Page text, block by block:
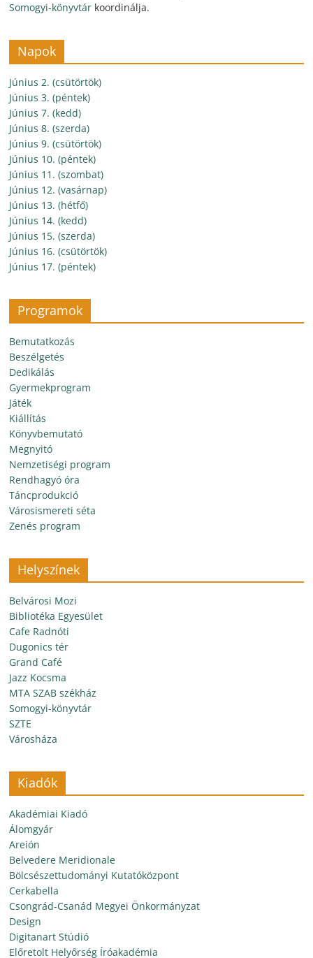
Somogyi-könyvtár koordinálja.
Napok
Június 2. (csütörtök)
Június 3. (péntek)
Június 7. (kedd)
Június 8. (szerda)
Június 9. (csütörtök)
Június 10. (péntek)
Június 11. (szombat)
Június 12. (vasárnap)
Június 13. (hétfő)
Június 14. (kedd)
Június 15. (szerda)
Június 16. (csütörtök)
Június 17. (péntek)
Programok
Bemutatkozás
Beszélgetés
Dedikálás
Gyermekprogram
Játék
Kiállítás
Könyvbemutató
Megnyitó
Nemzetiségi program
Rendhagyó óra
Táncprodukció
Városismereti séta
Zenés program
Helyszínek
Belvárosi Mozi
Bibliotéka Egyesület
Cafe Radnóti
Dugonics tér
Grand Café
Jazz Kocsma
MTA SZAB székház
Somogyi-könyvtár
SZTE
Városháza
Kiadók
Akadémiai Kiadó
Álomgyár
Areión
Belvedere Meridionale
Bölcsészettudományi Kutatóközpont
Cerkabella
Csongrád-Csanád Megyei Önkormányzat
Design
Digitanart Stúdió
Előretolt Helyőrség Íróakadémia